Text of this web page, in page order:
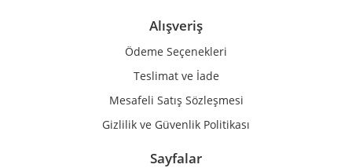
Alışveriş
Ödeme Seçenekleri
Teslimat ve İade
Mesafeli Satış Sözleşmesi
Gizlilik ve Güvenlik Politikası
Sayfalar